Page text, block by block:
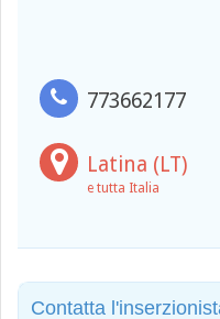
773662177
Latina (LT)
e tutta Italia
Contatta